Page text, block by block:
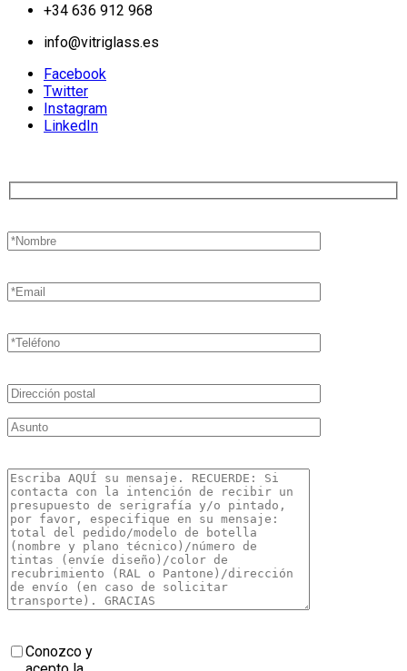
+34 636 912 968
info@vitriglass.es
Facebook
Twitter
Instagram
LinkedIn
Conozco y